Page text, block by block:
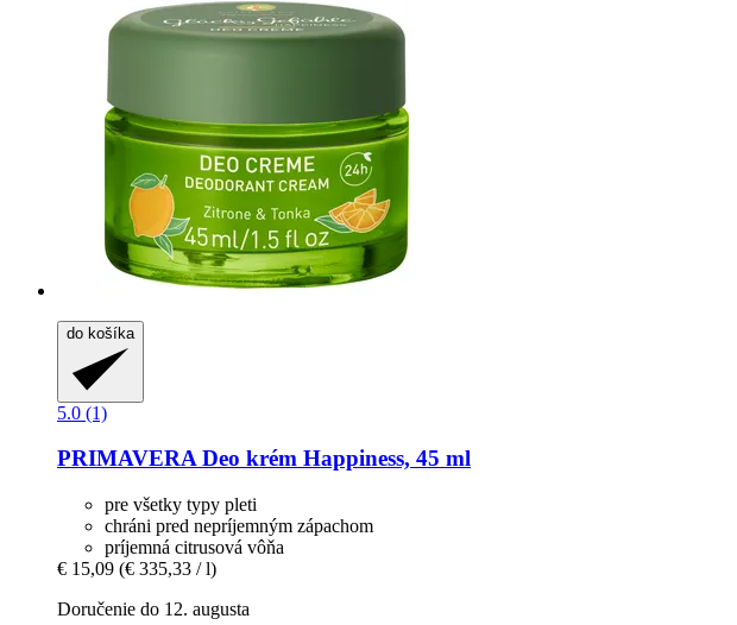
do košíka
5.0 (1)
PRIMAVERADeo krém Happiness, 45 ml
pre všetky typy pleti
chráni pred nepríjemným zápachom
príjemná citrusová vôňa
€ 15,09 (€ 335,33 / l)
Doručenie do 12. augusta